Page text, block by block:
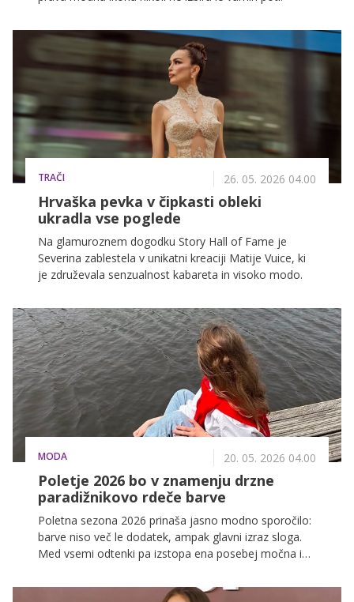
TRAČI 26. 05. 2026 04.00
Hrvaška pevka v čipkasti obleki
ukradla vse poglede
Na glamuroznem dogodku Story Hall of Fame je
Severina zablestela v unikatni kreaciji Matije Vuice, ki
je združevala senzualnost kabareta in visoko modo.
MODA 20. 05. 2026 04.00
Poletje 2026 bo v znamenju drzne
paradižnikovo rdeče barve
Poletna sezona 2026 prinaša jasno modno sporočilo:
barve niso več le dodatek, ampak glavni izraz sloga.
Med vsemi odtenki pa izstopa ena posebej močna in